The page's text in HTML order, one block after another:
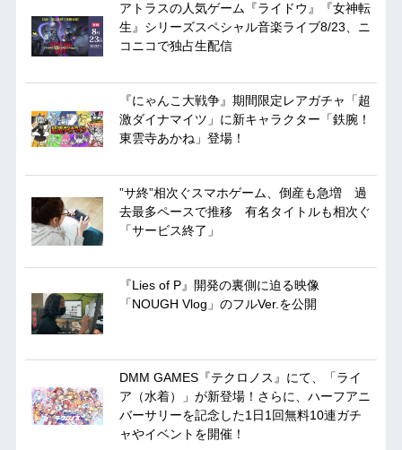
アトラスの人気ゲーム『ライドウ』『女神転
生』シリーズスペシャル音楽ライブ8/23、ニ
コニコで独占生配信
『にゃんこ大戦争』期間限定レアガチャ「超
激ダイナマイツ」に新キャラクター「鉄腕！
東雲寺あかね」登場！
”サ終”相次ぐスマホゲーム、倒産も急増 過
去最多ペースで推移 有名タイトルも相次ぐ
「サービス終了」
『Lies of P』開発の裏側に迫る映像
「NOUGH Vlog」のフルVer.を公開
DMM GAMES『テクロノス』にて、「ライ
ア（水着）」が新登場！さらに、ハーフアニ
バーサリーを記念した1日1回無料10連ガチ
ャやイベントを開催！